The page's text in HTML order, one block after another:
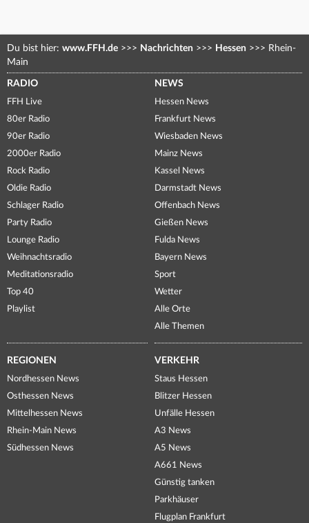
Du bist hier: www.FFH.de >>> Nachrichten >>> Hessen >>> Rhein-
Main
RADIO
FFH Live
80er Radio
90er Radio
2000er Radio
Rock Radio
Oldie Radio
Schlager Radio
Party Radio
Lounge Radio
Weihnachtsradio
Meditationsradio
Top 40
Playlist
NEWS
Hessen News
Frankfurt News
Wiesbaden News
Mainz News
Kassel News
Darmstadt News
Offenbach News
Gießen News
Fulda News
Bayern News
Sport
Wetter
Alle Orte
Alle Themen
REGIONEN
Nordhessen News
Osthessen News
Mittelhessen News
Rhein-Main News
Südhessen News
VERKEHR
Staus Hessen
Blitzer Hessen
Unfälle Hessen
A3 News
A5 News
A661 News
Günstig tanken
Parkhäuser
Flugplan Frankfurt